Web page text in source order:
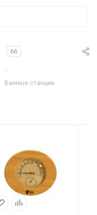
66
—
Банные станции